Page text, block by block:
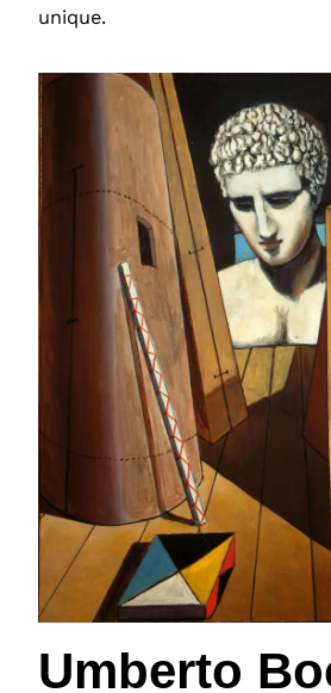
unique.
Umberto